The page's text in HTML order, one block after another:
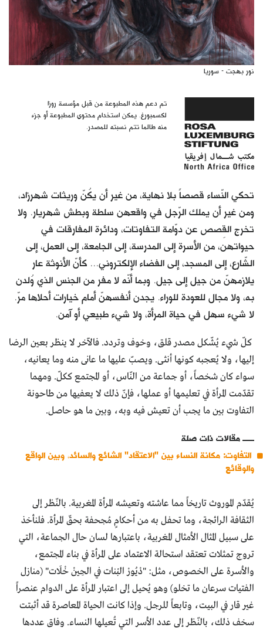
نور بهجت - سوريا
تم دعم هذه المطبوعة من قبل مؤسسة روزا
لكسمبورغ. يمكن استخدام محتوى المطبوعة أو جزء
منه طالما تتم نسبته للمصدر.
تحكي النّساء قصصاً بلا نهاية، من غير أن يكُنّ وريثات شهرزاد،
ومن غير أن يملك الرّجل في واقعهن سلطة وبطش شهريار. ولا
تخرج القِصص عن دوّامة التفاوتات، ودائرة المفارقات في
حيواتهن، من الأسرة إلى المدرسة، إلى الجامعة، إلى العمل، إلى
الشّارع، إلى المسجد، إلى الفضاء الإلكتروني... كأنّ الأنوثة عار
يلازمهنّ من جيل إلى جيل. وبما أنّه لا مفر من الجنس الذي وُلدن
به، ولا مجال للعودة للوراء. يجدن أنفسهنّ أمام خيارات أحلاها مرّ.
لا شيء سهل في حياة المرأة، ولا شيء طبيعي أو آمن.
كلّ شيء يُشّكل مصدر قلق، وخوف وتردد. فالآخر لا ينظر بعين الرضا
إليها، ولا يُعجبه كونها أنثى. ويصبّ عليها ما عانى منه وما يعانيه،
سواء كان شخصاً، أو جماعة من النّاس، أو المجتمع ككلّ. ومهما
تقدّمت المرأة في تعليمها أو عملها، فإنّ ذلك لا يعفيها من طاحونة
التفاوت بين ما يجب أن تعيش فيه وبه، وبين ما هو حاصل.
مقالات ذات صلة
التفاوت: مكانة النساء بين "الاعتقاد" الشائع والسائد، وبين الواقع
والوقائع
يُقدّم الموروث تاريخاً مما عاشته وتعيشه المرأة المغربية. بالنّظر إلى
الثقافة الرائجة، وما تحفل به من أحكامٍ مُجحفة بحقّ المرأة. فلنأخذ
على سبيل المثال الأمثال المغربية، باعتبارها لسان حال الجماعة، التي
تروج تمثلات تعتقد استحالة الاعتماد على المرأة في بناء المجتمع،
والأسرة على الخصوص، مثل: "دْيُورْ البْنات في الحِينْ خْلَات" (منازل
الفتيات سرعان ما تخلو) وهو يُحيل إلى اعتبار المرأة على الدوام عنصراً
غير قار في البيت، وتابعاً للرجل. وإذا كانت الحياة المعاصرة قد أثبتت
سخف ذلك، بالنّظر إلى عدد الأسر التي تُعيلها النساء. وفاق عددها